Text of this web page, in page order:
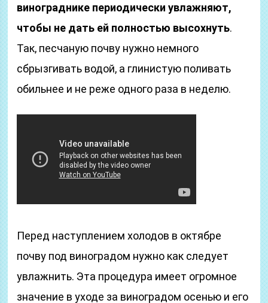
винограднике периодически увлажняют,
чтобы не дать ей полностью высохнуть.
Так, песчаную почву нужно немного
сбрызгивать водой, а глинистую поливать
обильнее и не реже одного раза в неделю.
Перед наступлением холодов в октябре
почву под виноградом нужно как следует
увлажнить. Эта процедура имеет огромное
значение в уходе за виноградом осенью и его